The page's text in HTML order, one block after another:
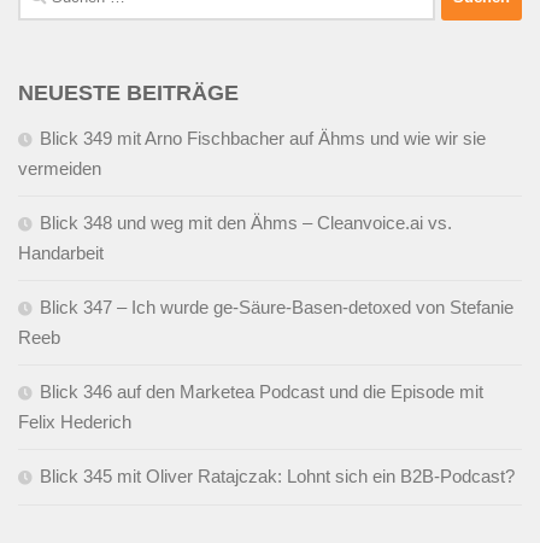
nach:
NEUESTE BEITRÄGE
Blick 349 mit Arno Fischbacher auf Ähms und wie wir sie
vermeiden
Blick 348 und weg mit den Ähms – Cleanvoice.ai vs.
Handarbeit
Blick 347 – Ich wurde ge-Säure-Basen-detoxed von Stefanie
Reeb
Blick 346 auf den Marketea Podcast und die Episode mit
Felix Hederich
Blick 345 mit Oliver Ratajczak: Lohnt sich ein B2B-Podcast?